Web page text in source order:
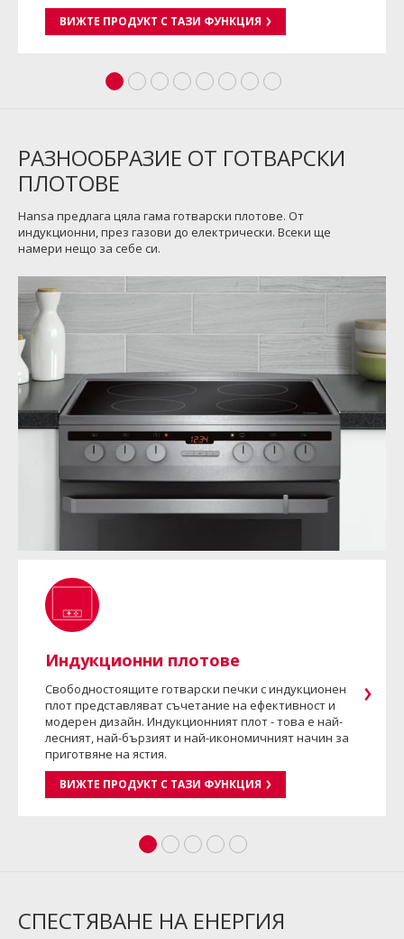
ВИЖТЕ ПРОДУКТ С ТАЗИ ФУНКЦИЯ
РАЗНООБРАЗИЕ ОТ ГОТВАРСКИ
ПЛОТОВЕ
Hansa предлага цяла гама готварски плотове. От
индукционни, през газови до електрически. Всеки ще
намери нещо за себе си.
Индукционни плотове
Свободностоящите готварски печки с индукционен
плот представляват съчетание на ефективност и
модерен дизайн. Индукционният плот - това е най-
лесният, най-бързият и най-икономичният начин за
приготвяне на ястия.
ВИЖТЕ ПРОДУКТ С ТАЗИ ФУНКЦИЯ
СПЕСТЯВАНЕ НА ЕНЕРГИЯ